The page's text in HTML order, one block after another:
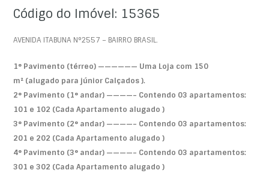
Código do Imóvel: 15365
AVENIDA ITABUNA N°2557 – BAIRRO BRASIL.
1° Pavimento (térreo) —————— Uma Loja com 150
m² (alugado para júnior Calçados ).
2° Pavimento (1° andar) ————– Contendo 03 apartamentos:
101 e 102 (Cada Apartamento alugado )
3° Pavimento (2° andar) ————– Contendo 03 apartamentos:
201 e 202 (Cada Apartamento alugado )
4° Pavimento (3° andar) ————– Contendo 03 apartamentos:
301 e 302 (Cada Apartamento alugado )